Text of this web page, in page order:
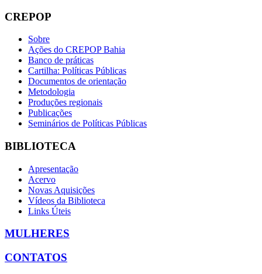
CREPOP
Sobre
Ações do CREPOP Bahia
Banco de práticas
Cartilha: Políticas Públicas
Documentos de orientação
Metodologia
Produções regionais
Publicações
Seminários de Políticas Públicas
BIBLIOTECA
Apresentação
Acervo
Novas Aquisições
Vídeos da Biblioteca
Links Úteis
MULHERES
CONTATOS